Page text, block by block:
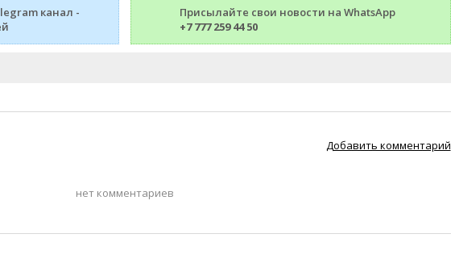
канал -
Присылайте свои новости на WhatsApp
+7 777 259 44 50
Добавить комментарий
нет комментариев